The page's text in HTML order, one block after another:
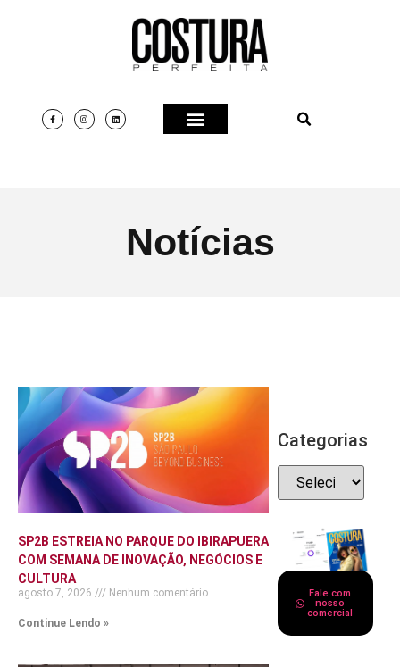
Notícias
SP2B ESTREIA NO PARQUE DO IBIRAPUERA
COM SEMANA DE INOVAÇÃO, NEGÓCIOS E
CULTURA
agosto 7, 2026 Nenhum comentário
Continue Lendo »
Categorias
Fale com
nosso
comercial